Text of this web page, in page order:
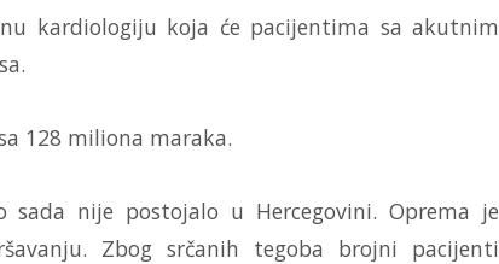
kardiologiju koja će pacijentima sa akutnim
128 miliona maraka.
nije postojalo u Hercegovini. Oprema je
Zbog srčanih tegoba brojni pacijenti